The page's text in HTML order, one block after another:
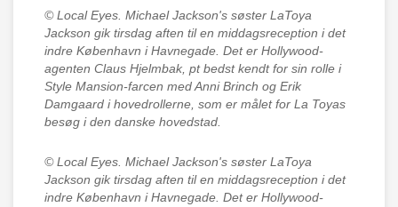
© Local Eyes. Michael Jackson's søster LaToya
Jackson gik tirsdag aften til en middagsreception i det
indre København i Havnegade. Det er Hollywood-
agenten Claus Hjelmbak, pt bedst kendt for sin rolle i
Style Mansion-farcen med Anni Brinch og Erik
Damgaard i hovedrollerne, som er målet for La Toyas
besøg i den danske hovedstad.
© Local Eyes. Michael Jackson's søster LaToya
Jackson gik tirsdag aften til en middagsreception i det
indre København i Havnegade. Det er Hollywood-